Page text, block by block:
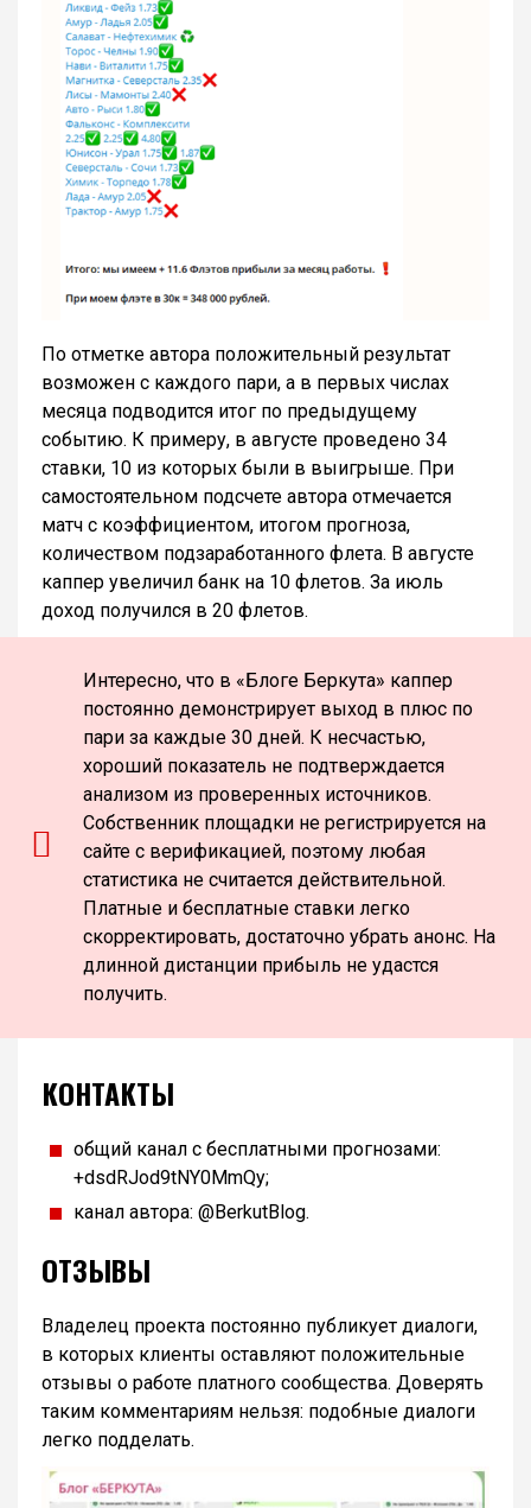
По отметке автора положительный результат
возможен с каждого пари, а в первых числах
месяца подводится итог по предыдущему
событию. К примеру, в августе проведено 34
ставки, 10 из которых были в выигрыше. При
самостоятельном подсчете автора отмечается
матч с коэффициентом, итогом прогноза,
количеством подзаработанного флета. В августе
каппер увеличил банк на 10 флетов. За июль
доход получился в 20 флетов.
Интересно, что в «Блоге Беркута» каппер
постоянно демонстрирует выход в плюс по
пари за каждые 30 дней. К несчастью,
хороший показатель не подтверждается
анализом из проверенных источников.
Собственник площадки не регистрируется на
сайте с верификацией, поэтому любая
статистика не считается действительной.
Платные и бесплатные ставки легко
скорректировать, достаточно убрать анонс. На
длинной дистанции прибыль не удастся
получить.
КОНТАКТЫ
общий канал с бесплатными прогнозами:
+dsdRJod9tNY0MmQy;
канал автора: @BerkutBlog.
ОТЗЫВЫ
Владелец проекта постоянно публикует диалоги,
в которых клиенты оставляют положительные
отзывы о работе платного сообщества. Доверять
таким комментариям нельзя: подобные диалоги
легко подделать.